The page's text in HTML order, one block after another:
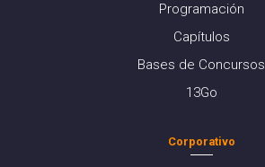
Programación
Capítulos
Bases de Concursos
13Go
Corporativo